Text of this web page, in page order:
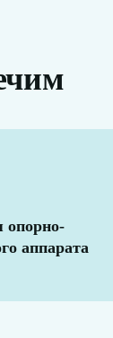
опорно-
аппарата